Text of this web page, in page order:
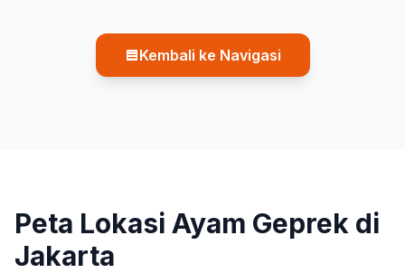
Kembali ke Navigasi
Peta Lokasi Ayam Geprek di
Jakarta